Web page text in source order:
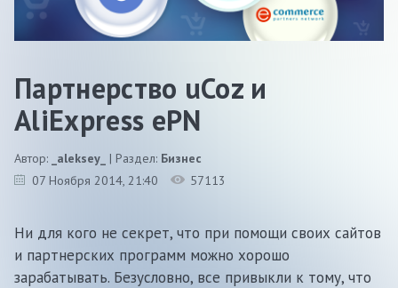
Партнерство uCoz и
AliExpress ePN
Автор: _aleksey_ | Раздел: Бизнес
07 Ноября 2014, 21:40 57113
Ни для кого не секрет, что при помощи своих сайтов
и партнерских программ можно хорошо
зарабатывать. Безусловно, все привыкли к тому, что